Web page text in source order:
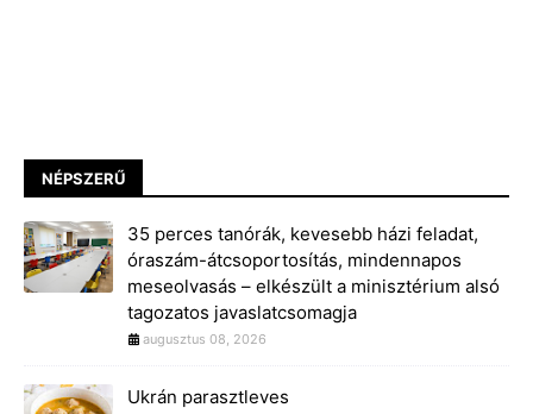
NÉPSZERŰ
35 perces tanórák, kevesebb házi feladat,
óraszám-átcsoportosítás, mindennapos
meseolvasás – elkészült a minisztérium alsó
tagozatos javaslatcsomagja
augusztus 08, 2026
Ukrán parasztleves